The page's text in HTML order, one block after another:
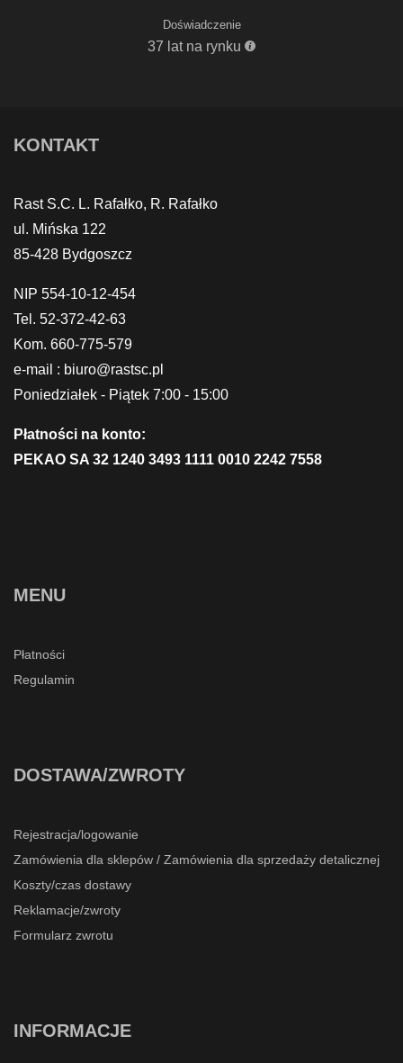
Doświadczenie
37 lat na rynku
KONTAKT
Rast S.C. L. Rafałko, R. Rafałko
ul. Mińska 122
85-428 Bydgoszcz
NIP 554-10-12-454
Tel. 52-372-42-63
Kom. 660-775-579
e-mail : biuro@rastsc.pl
Poniedziałek - Piątek 7:00 - 15:00
Płatności na konto:
PEKAO SA 32 1240 3493 1111 0010 2242 7558
MENU
Płatności
Regulamin
DOSTAWA/ZWROTY
Rejestracja/logowanie
Zamówienia dla sklepów / Zamówienia dla sprzedaży detalicznej
Koszty/czas dostawy
Reklamacje/zwroty
Formularz zwrotu
INFORMACJE